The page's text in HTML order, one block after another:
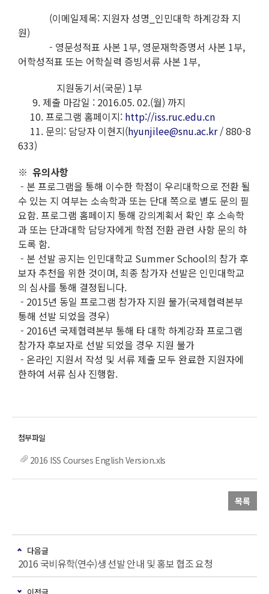
(이메일제목: 지원자 성명_인민대학 하계강좌 지
원)
- 영문성적표 사본 1부, 영문재학증명서 사본 1부,
어학성적표 또는 어학실력 증빙서류 사본 1부,
지원동기서(국문) 1부
9. 제출 마감일 : 2016.05. 02.(월) 까지
10. 프로그램 홈페이지: http://iss.ruc.edu.cn
11. 문의: 담당자 이현지(hyunjilee@snu.ac.kr/ 880-8
633)
※ 유의사항
- 본 프로그램을 통해 이수한 학점이 우리대학으로 전환 될
수 있는 지 여부는 소속학과 또는 단대 쪽으로 별도 문의 필
요함. 프로그램 홈페이지 통해 강의계획서 확인 후 소속학
과 또는 단과대학 담당자에게 학점 전환 관련 사항 문의 하
도록 함.
- 본 선발 공지는 인민대학교 Summer School의 참가 후
보자 추천을 위한 것이며, 최종 참가자 선발은 인민대학교
의 심사를 통해 결정됩니다.
- 2015년 동일 프로그램 참가자 지원 불가(국제협력본부
통해 선발 되었을 경우)
- 2016년 국제협력본부 통해 타 대학 하계강좌 프로그램
참가자 후보자로 선발 되었을 경우 지원 불가
- 온라인 지원서 작성 및 서류 제출 모두 완료한 지원자에
한하여 서류 심사 진행함.
2016 ISS Courses English Version.xls
목록
다음글
2016 국비유학(연수)생 선발 안내 및 홍보 협조 요청